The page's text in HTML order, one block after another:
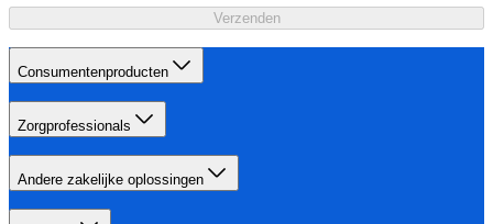
Verzenden
Consumentenproducten
Zorgprofessionals
Andere zakelijke oplossingen